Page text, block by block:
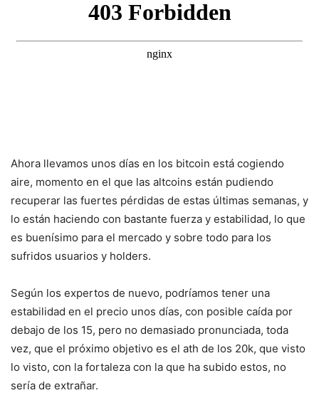
Ahora llevamos unos días en los bitcoin está cogiendo
aire, momento en el que las altcoins están pudiendo
recuperar las fuertes pérdidas de estas últimas semanas, y
lo están haciendo con bastante fuerza y estabilidad, lo que
es buenísimo para el mercado y sobre todo para los
sufridos usuarios y holders.
Según los expertos de nuevo, podríamos tener una
estabilidad en el precio unos días, con posible caída por
debajo de los 15, pero no demasiado pronunciada, toda
vez, que el próximo objetivo es el ath de los 20k, que visto
lo visto, con la fortaleza con la que ha subido estos, no
sería de extrañar.